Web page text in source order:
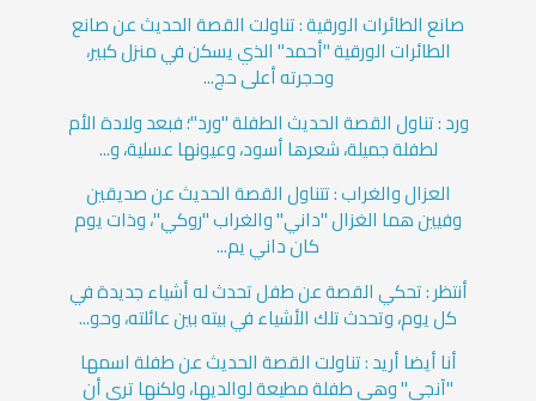
صانع الطائرات الورقية : تناولت القصة الحديث عن صانع
الطائرات الورقية "أحمد" الذي يسكن في منزل كبير،
وحجرته أعلى حج...
ورد : تناول القصة الحديث الطفلة "ورد"؛ فبعد ولادة الأم
لطفلة جميلة، شعرها أسود، وعيونها عسلية، و...
العزال والغراب : تتناول القصة الحديث عن صديقين
وفيين هما الغزال "داني" والغراب "روكي"، وذات يوم
كان داني يم...
أنتظر : تحكي القصة عن طفل تحدث له أشياء جديدة في
كل يوم، وتحدث تلك الأشياء في بيته بين عائلته، وحو...
أنا أيضا أريد : تناولت القصة الحديث عن طفلة اسمها
"آنجي" وهي طفلة مطيعة لوالديها، ولكنها ترى أن